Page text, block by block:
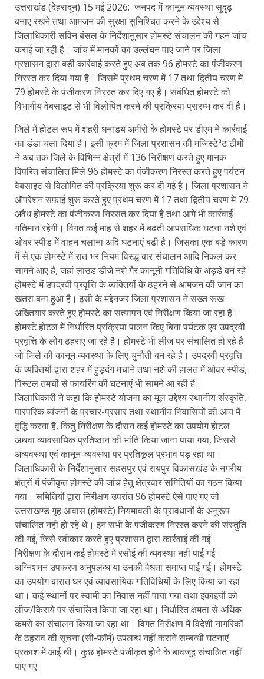
उत्तराखंड (देहरादून) 15 मई 2026: जनपद में कानून व्यवस्था सुदृढ़
बनाए रखने तथा आमजन की सुरक्षा सुनिश्चित करने के उद्देश्य से
जिलाधिकारी सविन बंसल के निर्देशानुसार होमस्टे संचालन की गहन जांच
कराई जा रही है। जांच में मानकों का उल्लंघन पाए जाने पर जिला
प्रशासन द्वारा बड़ी कार्रवाई करते हुए अब तक 96 होमस्टे का पंजीकरण
निरस्त कर दिया गया है। जिसमें प्रथम चरण में 17 तथा द्वितीय चरण में
79 होमस्टे के पंजीकरण निरस्त कर दिए गए हैं। संबंधित होमस्टे को
विभागीय वेबसाइट से भी विलोपित करने की प्रक्रिया प्रारम्भ कर दी है।
जिले में होटल रूप में शहरी धनाडय अमीरों के होमस्टे पर डीएम ने कार्रवाई
का डंडा चला दिया है। इसी क्रम में जिला प्रशासन की मजिस्टेªट टीमों
ने अब तक जिले के विभिन्न क्षेत्रों में 136 निरीक्षण करते हुए मानक
विपरित संचालित मिले 96 होमस्टे का पंजीकरण निरस्त करते हुए पर्यटन
वेबसाइट से विलोपित की प्रक्रिया शुरू कर दी गई है। जिला प्रशासन ने
ऑपरेशन सफाई शुरू करते हुए प्रथम चरण में 17 तथा द्वितीय चरण में 79
अवैध होमस्टे का पंजीकरण निरसत कर दिया है तथा आगे भी कार्रवाई
गतिमान रहेगी। विगत कई माह से शहर में बढती आपराधिक घटना नशे एवं
ओवर स्पीड में वाहन चलाना अदि घटनाएं बढी है। जिसका एक बडे़ कारण
में से एक होमस्टे में रात भर नियम विस्द्ध बार संचालन आदि निकल कर
सामने आए है, जहां लाउड डीेजे नशे गैर कानूनी गतिविधि के अड्डे बन रहे
होमस्टे में उपद्रवी प्रवृत्ति के व्यक्तियों के ठहरने से आमजन की जान का
खतरा बना हुआ है। इसी के मद्देनजर जिला प्रशासन ने सख्त रूख
अख्तियार करते हुए होमस्टे का सत्यापन एवं निरीक्षण किया जा रहा है।
होमस्टे होटल में निर्धारित प्रक्रिया पालन किए बिना पर्यटक एवं उपद्रवी
प्रवृत्ति के लोग ठहराए जा रहे है। होमस्टे भी लीज पर संचालित हो रहे है
जो जिले की कानून व्यवस्था के लिए चुनौती बन रहे है। उपद्रवी प्रवृत्ति
के व्यक्तियों द्वारा शहर में हुड़दंग मचाने तथा नशे की हालत में ओवर स्पीड,
पिस्टल तमचों से फायरिंग की घटनाएं भी सामने आ रही है।
जिलाधिकारी ने कहा कि होमस्टे योजना का मूल उद्देश्य स्थानीय संस्कृति,
पारंपरिक व्यंजनों के प्रचार-प्रसार तथा स्थानीय निवासियों की आय में
वृद्धि करना है, किंतु निरीक्षण के दौरान कई होमस्टे का उपयोग होटल
अथवा व्यावसायिक प्रतिष्ठान की भांति किया जाना पाया गया, जिससे
अव्यवस्था एवं कानून-व्यवस्था पर प्रतिकूल प्रभाव पड़ रहा था।
जिलाधिकारी के निर्देशानुसार सहसपुर एवं रायपुर विकासखंड के नगरीय
क्षेत्रों में पंजीकृत होमस्टे की जांच हेतु क्षेत्रवार समितियों का गठन किया
गया। समितियों द्वारा निरीक्षण उपरांत 96 होमस्टे ऐसे पाए गए जो
उत्तराखण्ड गृह आवास (होमस्टे) नियमावली के प्रावधानों के अनुरूप
संचालित नहीं हो रहे थे। इन सभी के पंजीकरण निरस्त करने की संस्तुति
की गई, जिसे स्वीकार करते हुए प्रशासन द्वारा कार्रवाई की गई।
निरीक्षण के दौरान कई होमस्टे में रसोई की व्यवस्था नहीं पाई गई।
अग्निशमन उपकरण अनुपलब्ध या उनकी वैधता समाप्त पाई गई। होमस्टे
का उपयोग बारात घर एवं व्यावसायिक गतिविधियों के लिए किया जा रहा
था। कई स्थानों पर स्वामी का निवास नहीं पाया गया तथा इकाइयों को
लीज/किराये पर संचालित किया जा रहा था। निर्धारित क्षमता से अधिक
कमरों का संचालन किया जा रहा था। विगत निरीक्षण में विदेशी नागरिकों
के ठहराव की सूचना (सी-फॉर्म) उपलब्ध नहीं कराने सम्बन्धी घटनाएं
प्रकाश में आई थी। कुछ होमस्टे पंजीकृत होने के बावजूद संचालित नहीं
पाए गए।